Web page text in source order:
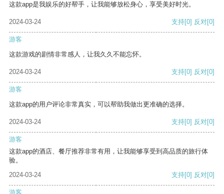
这款app是我娱乐的好帮手，让我能够放松身心，享受美好时光。
2024-03-24 支持[0] 反对[0]
游客
这款游戏的剧情非常感人，让我久久不能忘怀。
2024-03-24 支持[0] 反对[0]
游客
这款app的用户评论非常真实，可以帮助我做出更准确的选择。
2024-03-24 支持[0] 反对[0]
游客
这款app的酒店、餐厅推荐非常有用，让我能够享受到高品质的旅行体
验。
2024-03-24
支持[0] 反对[0]
游客